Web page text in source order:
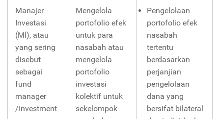
Manajer
Investasi
(MI), atau
yang sering
disebut
sebagai
fund
manager
/Investment
Mengelola
portofolio efek
untuk para
nasabah atau
mengelola
portofolio
investasi
kolektif untuk
sekelompok
Pengelolaan
portofolio efek
nasabah
tertentu
berdasarkan
perjanjian
pengelolaan
dana yang
bersifat bilateral